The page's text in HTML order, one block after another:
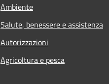
Ambiente
Salute, benessere e assistenza
Autorizzazioni
Agricoltura e pesca